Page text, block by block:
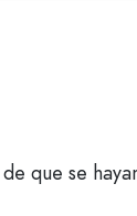
que se